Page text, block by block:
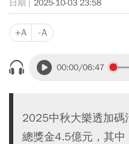
2025-10-03 23:58
+A -A
00:00/06:47
2025中秋大樂透加碼
總獎金4.5億元，其